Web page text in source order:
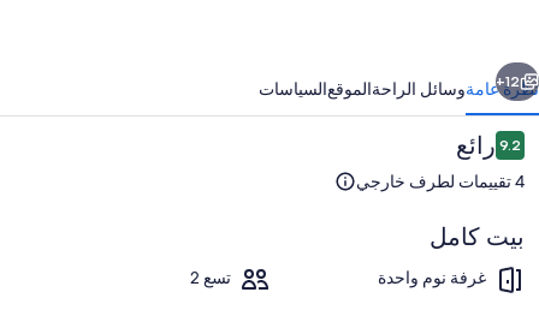
التالي
12+
نظرة عامةوسائل الراحةالموقعالسياسات
التقييمات
9.29.2 من 10رائع
4 تقييمات لطرف خارجي
بيت كامل
غرفة نوم واحدة تسع 2